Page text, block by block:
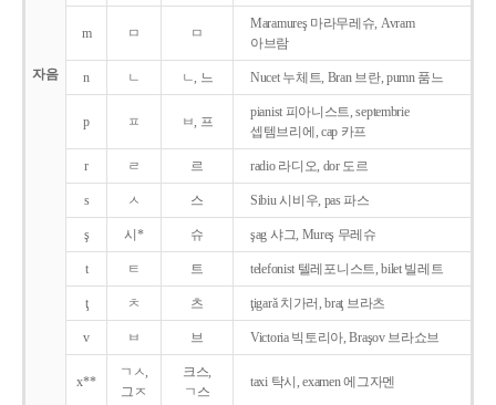
자음
m ㅁ ㅁ
Maramureş 마라무레슈, Avram
아브람
n ㄴ ㄴ, 느 Nucet 누체트, Bran 브란, pumn 품느
p ㅍ ㅂ, 프
pianist 피아니스트, septembrie
셉템브리에, cap 카프
r ㄹ 르 radio 라디오, dor 도르
s ㅅ 스 Sibiu 시비우, pas 파스
ş 시* 슈 şag 샤그, Mureş 무레슈
t ㅌ 트 telefonist 텔레포니스트, bilet 빌레트
ţ ㅊ 츠 ţigarǎ 치가러, braţ 브라츠
v ㅂ 브 Victoria 빅토리아, Braşov 브라쇼브
x**
ㄱㅅ,
그ㅈ
크스,
ㄱ스
taxi 탁시, examen 에그자멘